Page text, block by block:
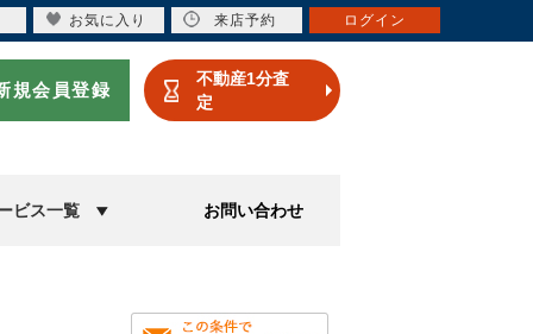
規会員登録
不動産1分査
定
ビス一覧 お問い合わせ
お気に入り 来店予約 ログイン